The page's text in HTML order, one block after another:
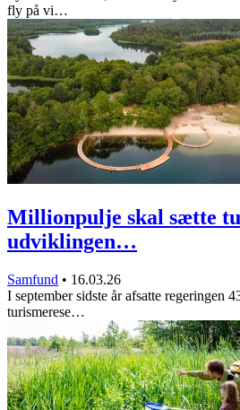
fly på vi…
Millionpulje skal sætte
udviklingen…
Samfund • 16.03.26
I september sidste år afsatte regeringen
turismerese…